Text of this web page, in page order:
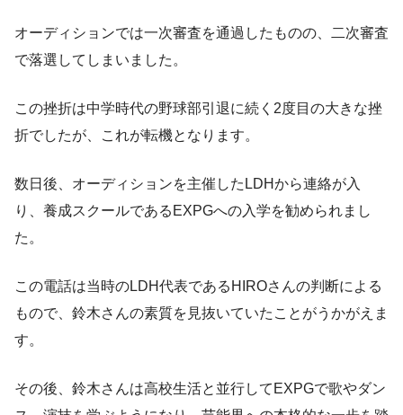
オーディションでは一次審査を通過したものの、二次審査
で落選してしまいました。
この挫折は中学時代の野球部引退に続く2度目の大きな挫
折でしたが、これが転機となります。
数日後、オーディションを主催したLDHから連絡が入
り、養成スクールであるEXPGへの入学を勧められまし
た。
この電話は当時のLDH代表であるHIROさんの判断による
もので、鈴木さんの素質を見抜いていたことがうかがえま
す。
その後、鈴木さんは高校生活と並行してEXPGで歌やダン